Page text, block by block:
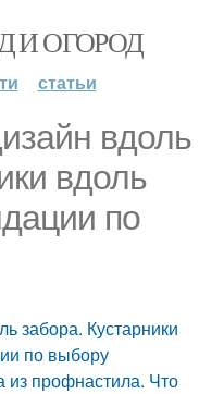
И ОГОРОД
статьи
вдоль
вдоль
по
забора. Кустарники
по выбору
из профнастила. Что